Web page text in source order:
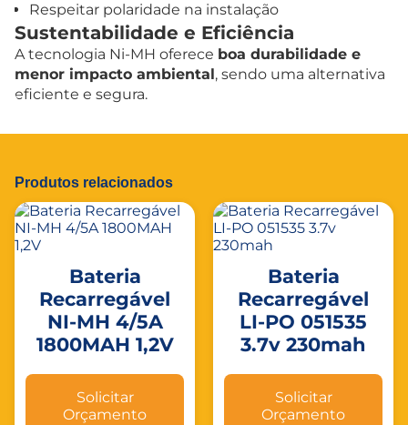
Respeitar polaridade na instalação
Sustentabilidade e Eficiência
A tecnologia Ni-MH oferece boa durabilidade e
menor impacto ambiental, sendo uma alternativa
eficiente e segura.
Produtos relacionados
Bateria
Recarregável
NI-MH 4/5A
1800MAH 1,2V
Solicitar
Orçamento
Bateria
Recarregável
LI-PO 051535
3.7v 230mah
Solicitar
Orçamento